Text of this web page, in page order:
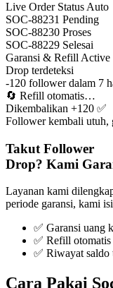
Live Order Status Auto
SOC-88231 Pending
SOC-88230 Proses
SOC-88229 Selesai
Garansi & Refill Active
Drop terdeteksi
-120 follower dalam 7
🔄 Refill otomatis…
Dikembalikan +120 ✅
Follower kembali utuh,
Takut Follower
Drop? Kami
Layanan kami
periode garansi, kami
✅ Garansi uang
✅ Refill
✅ Riwayat saldo
Cara Pakai